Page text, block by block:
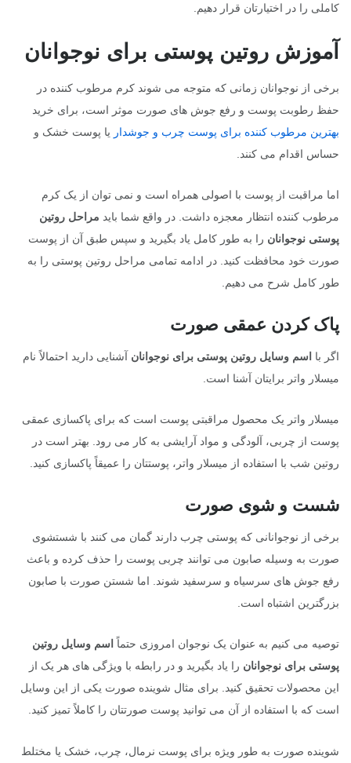
کاملی را در اختیارتان قرار دهیم.
آموزش روتین پوستی برای نوجوانان
برخی از نوجوانان زمانی که متوجه می شوند کرم مرطوب کننده در
حفظ رطوبت پوست و رفع جوش های صورت موثر است، برای خرید
بهترین مرطوب کننده برای پوست چرب و جوشدار یا پوست خشک و
حساس اقدام می کنند.
اما مراقبت از پوست با اصولی همراه است و نمی توان از یک کرم
مرطوب کننده انتظار معجزه داشت. در واقع شما باید مراحل روتین
پوستی نوجوانان را به طور کامل یاد بگیرید و سپس طبق آن از پوست
صورت خود محافظت کنید. در ادامه تمامی مراحل روتین پوستی را به
طور کامل شرح می دهیم.
پاک کردن عمقی صورت
اگر با اسم وسایل روتین پوستی برای نوجوانان آشنایی دارید احتمالاً نام
میسلار واتر برایتان آشنا است.
میسلار واتر یک محصول مراقبتی پوست است که برای پاکسازی عمقی
پوست از چربی، آلودگی و مواد آرایشی به کار می رود. بهتر است در
روتین شب با استفاده از میسلار واتر، پوستتان را عمیقاً پاکسازی کنید.
شست و شوی صورت
برخی از نوجوانانی که پوستی چرب دارند گمان می کنند با شستشوی
صورت به وسیله صابون می توانند چربی پوست را حذف کرده و باعث
رفع جوش های سرسیاه و سرسفید شوند. اما شستن صورت با صابون
بزرگترین اشتباه است.
توصیه می کنیم به عنوان یک نوجوان امروزی حتماً
اسم وسایل روتین
پوستی برای نوجوانان را یاد بگیرید و در رابطه با ویژگی های هر یک از
این محصولات تحقیق کنید. برای مثال شوینده صورت یکی از این وسایل
است که با استفاده از آن می توانید پوست صورتتان را کاملاً تمیز کنید.
شوینده صورت به طور ویژه برای پوست نرمال، چرب، خشک یا مختلط